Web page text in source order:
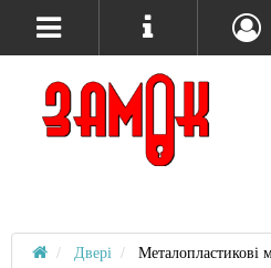
Двері Металопластикові